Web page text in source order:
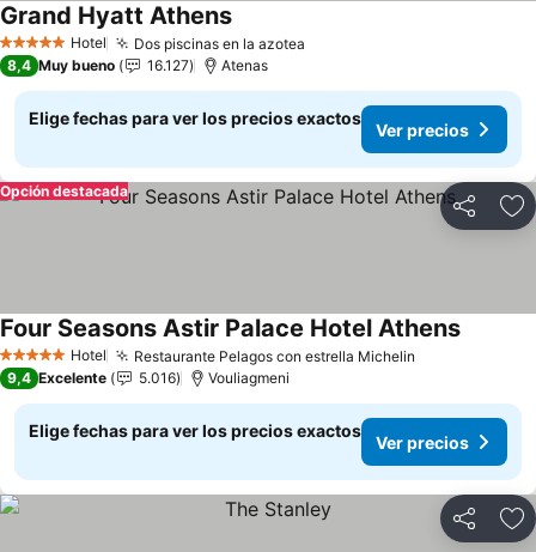
5 Estrellas Hotel Dos piscinas en la azotea
Grand Hyatt AthensVer precios
8,4 Muy bueno 16.127 Atenas
Elige fechas para ver los precios exactos
Ver precios
Compartir
Opción destacada
5 Estrellas Hotel Restaurante Pelagos con estrella Michelin
Four Seasons Astir Palace Hotel AthensVer
9,4 Excelente 5.016 Vouliagmeni
Elige fechas para ver los precios exactos
Ver precios
Compartir